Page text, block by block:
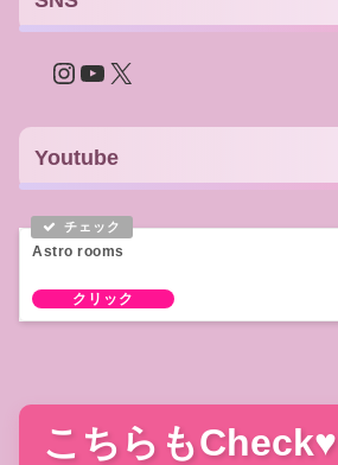
Instagram
YouTube
X
Youtube
Astro rooms
こちらもCheck♥